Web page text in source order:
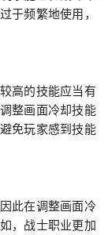
于频繁地使用，
高的技能应当有
整画面冷却技能
免玩家感到技能
此在调整画面冷
，战士职业更加